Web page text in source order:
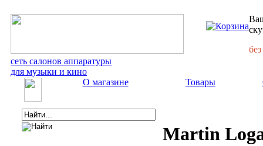
сеть салонов аппаратуры
для музыки и кино
О магазине Товары
Martin